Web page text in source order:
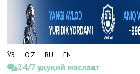
ЎЗ O‘Z RU EN
24/7 ҳуқуқий маслаҳат